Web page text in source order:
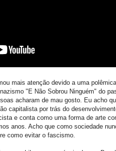
mais atenção devido a uma
"E Não Sobrou Ninguém" do
acharam de mau gosto. Eu acho
capitalista por trás do
e conta como uma forma de arte
anos. Acho que como sociedade
como evitar o fascismo.